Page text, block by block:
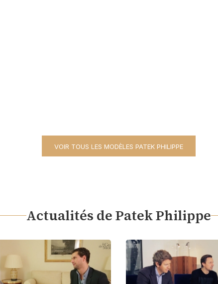
VOIR TOUS LES MODÈLES PATEK PHILIPPE
Actualités de Patek Philippe